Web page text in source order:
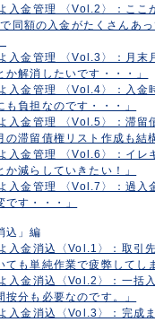
入金管理 〈Vol.2〉：ここ
同額の入金がたくさんあ
入金管理 〈Vol.3〉：月末
解消したいです・・・」
入金管理 〈Vol.4〉：入金
負担なのです・・・」
入金管理 〈Vol.5〉：滞留
の滞留債権リスト作成も結
入金管理 〈Vol.6〉：イレ
減らしていきたい！」
入金管理 〈Vol.7〉：過入
す・・・」
込」編
入金消込〈Vol.1〉：取引
も単純作業で疲弊してし
入金消込〈Vol.2〉：一括
分も必要なのです。」
入金消込〈Vol.3〉：完成